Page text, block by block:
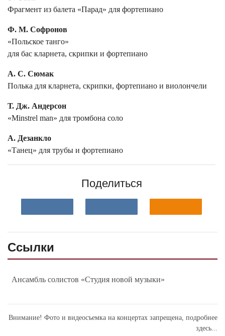
Фрагмент из балета «Парад» для фортепиано
Ф. М. Софронов
«Польское танго»
для бас кларнета, скрипки и фортепиано
А. С. Сюмак
Полька для кларнета, скрипки, фортепиано и виолончели
Т. Дж. Андерсон
«Minstrel man» для тромбона соло
А. Дезанкло
«Танец» для трубы и фортепиано
Поделиться
Ссылки
Ансамбль солистов «Студия новой музыки»
Внимание! Фото и видеосъемка на концертах запрещена, подробнее
здесь...